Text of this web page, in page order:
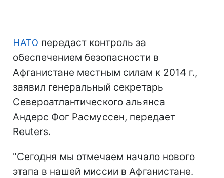
НАТО передаст контроль за
обеспечением безопасности в
Афганистане местным силам к 2014 г.,
заявил генеральный секретарь
Североатлантического альянса
Андерс Фог Расмуссен, передает
Reuters.
"Сегодня мы отмечаем начало нового
этапа в нашей миссии в Афганистане.